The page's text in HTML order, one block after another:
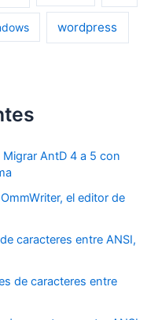
wordpress
Migrar AntD 4 a 5 con
OmmWriter, el editor de
caracteres entre ANSI,
de caracteres entre